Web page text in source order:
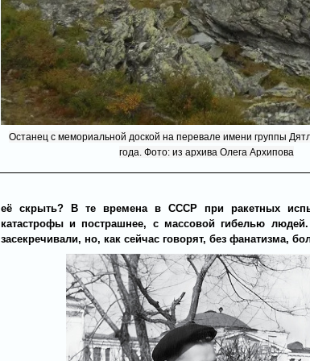
Останец с мемориальной доской на перевале имени группы
года. Фото: из архива Олега Архипова
её скрыть? В те времена в СССР при ракетных
катастрофы и пострашнее, с массовой гибелью
засекречивали, но, как сейчас говорят, без фанатизма,